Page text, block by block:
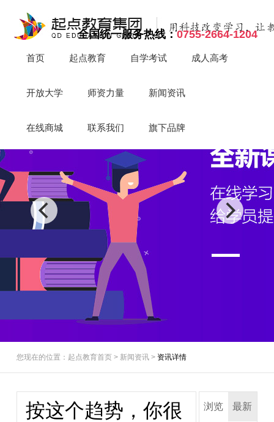
全国统一服务热线：0755-2664-1204
首页 起点教育 自学考试 成人高考
开放大学 师资力量 新闻资讯
在线商城 联系我们 旗下品牌
您现在的位置：起点教育首页 > 新闻资讯 > 资讯详情
按这个趋势，你很
浏览 最新